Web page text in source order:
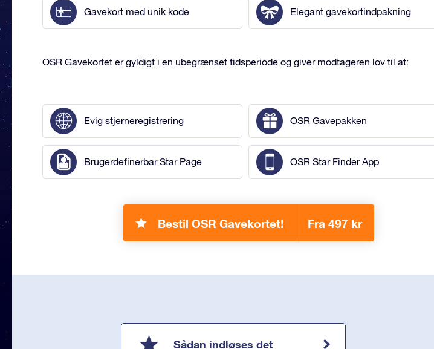
Gavekort med unik kode Elegant gavekortindpakning
OSR Gavekortet er gyldigt i en ubegrænset tidsperiode og giver modtageren lov til at:
Evig stjerneregistrering OSR Gavepakken
Brugerdefinerbar Star Page OSR Star Finder App
Bestil OSR Gavekortet! Fra 497 kr
Sådan indløses det